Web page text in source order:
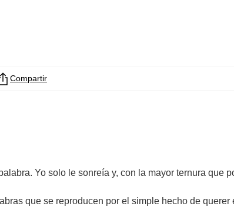
Compartir
Yo solo le sonreía y, con la mayor ternura que
que se reproducen por el simple hecho de querer